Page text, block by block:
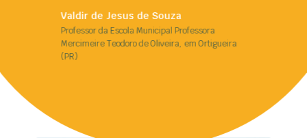
Valdir de Jesus de Souza
Professor da Escola Municipal Professora
Mercimeire Teodoro de Oliveira, em Ortigueira
(PR)